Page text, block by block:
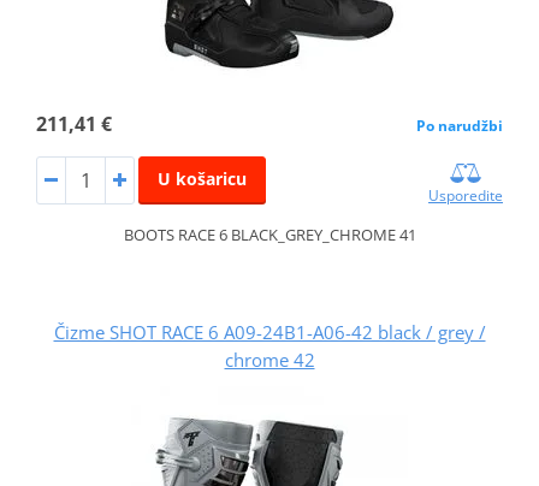
211,41 € Po narudžbi
U košaricu
Usporedite
BOOTS RACE 6 BLACK_GREY_CHROME 41
Čizme SHOT RACE 6 A09-24B1-A06-42 black / grey /
chrome 42